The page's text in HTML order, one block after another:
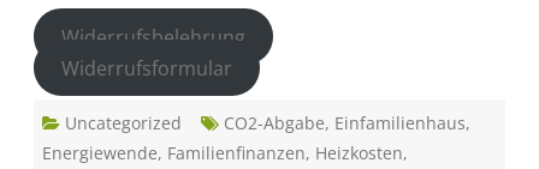
Widerrufsbelehrung
Widerrufsformular
Uncategorized CO2-Abgabe, Einfamilienhaus,
Energiewende, Familienfinanzen, Heizkosten,